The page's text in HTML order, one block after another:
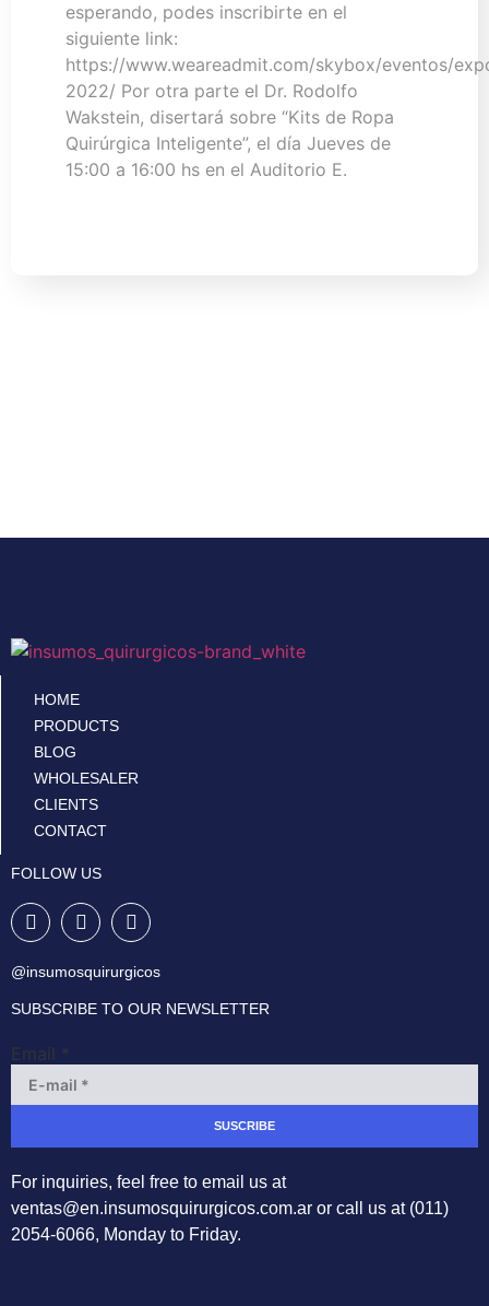
esperando, podes inscribirte en el
siguiente link:
https://www.weareadmit.com/skybox/eventos/
2022/ Por otra parte el Dr. Rodolfo
Wakstein, disertará sobre “Kits de Ropa
Quirúrgica Inteligente”, el día Jueves de
15:00 a 16:00 hs en el Auditorio E.
HOME
PRODUCTS
BLOG
WHOLESALER
CLIENTS
CONTACT
FOLLOW US
@insumosquirurgicos
SUBSCRIBE TO OUR NEWSLETTER
Email *
SUSCRIBE
For inquiries, feel free to email us at
ventas@en.insumosquirurgicos.com.ar or call us at (011)
2054-6066, Monday to Friday.